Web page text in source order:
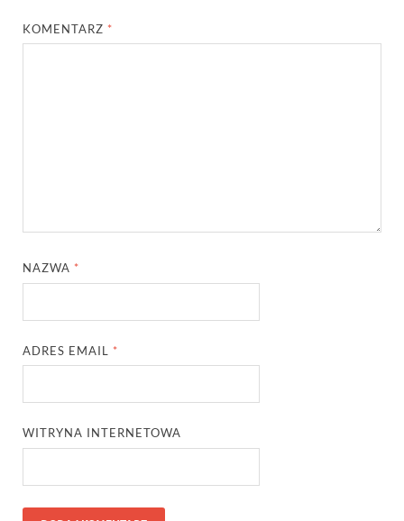
KOMENTARZ *
NAZWA *
ADRES EMAIL *
WITRYNA INTERNETOWA